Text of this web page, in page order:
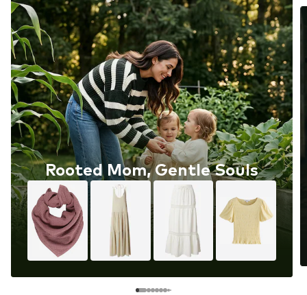
Rooted Mom, Gentle Souls